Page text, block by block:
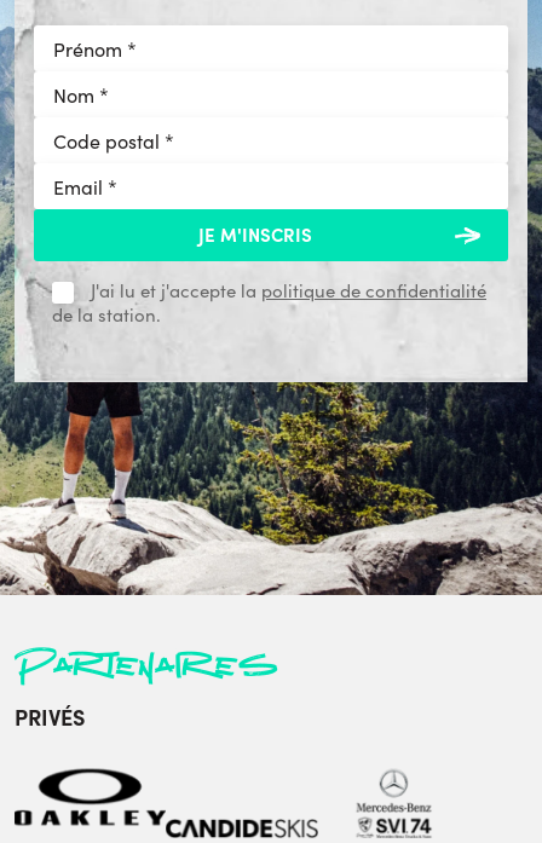
J'ai lu et j'accepte la politique de confidentialité
de la station.
Partenaires
PRIVÉS